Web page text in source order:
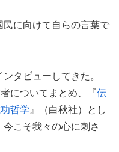
民に向けて自らの言葉で
タビューしてきた。
についてまとめ、『伝
哲学 』（白秋社）とし
こそ我々の心に刺さ